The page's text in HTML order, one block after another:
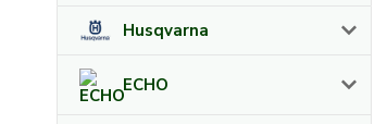
Husqvarna
ECHO